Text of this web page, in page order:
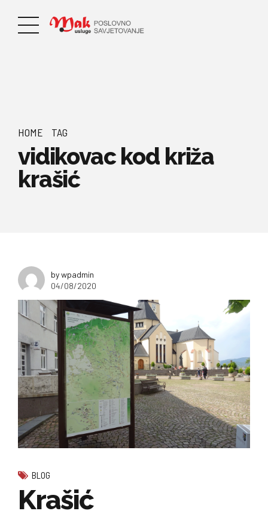
HOME TAG
vidikovac kod križa
krašić
by wpadmin
04/08/2020
BLOG
Krašić